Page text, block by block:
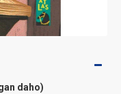
daho)